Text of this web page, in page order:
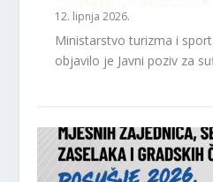
12. lipnja 2026.
Ministarstvo turizma i
objavilo je Javni poziv za